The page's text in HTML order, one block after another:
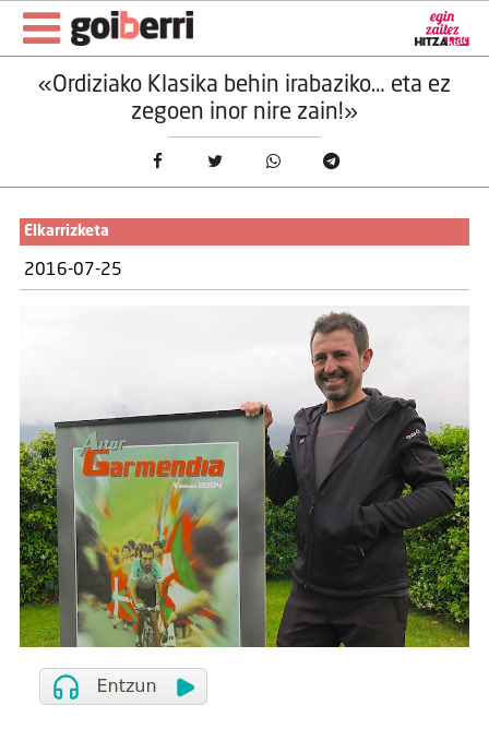
«Ordiziako Klasika behin irabaziko… eta ez
zegoen inor nire zain!»
Elkarrizketa
2016-07-25